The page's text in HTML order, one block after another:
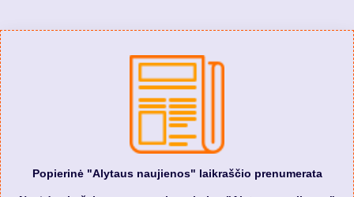
Popierinė "Alytaus naujienos" laikraščio prenumerata